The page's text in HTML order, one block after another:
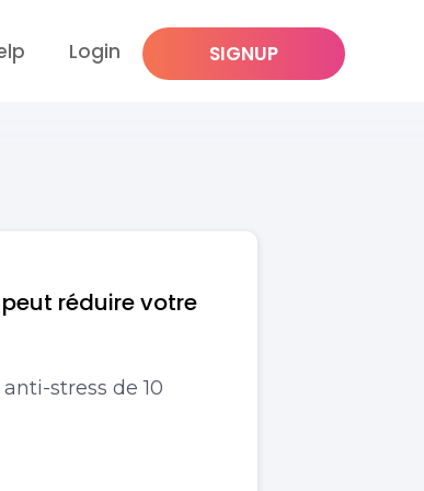
Login SIGNUP
réduire votre
stress de 10